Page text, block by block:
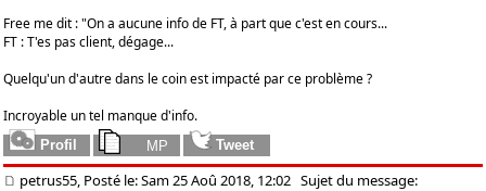
Free me dit : "On a aucune info de FT, à part que c'est en cours...
FT : T'es pas client, dégage...
Quelqu'un d'autre dans le coin est impacté par ce problème ?
Incroyable un tel manque d'info.
petrus55, Posté le: Sam 25 Aoû 2018, 12:02 Sujet du message: